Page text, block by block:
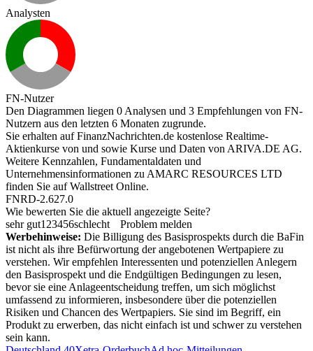
Analysten
FN-Nutzer
Den Diagrammen liegen 0 Analysen und 3 Empfehlungen von FN-
Nutzern aus den letzten 6 Monaten zugrunde.
Sie erhalten auf FinanzNachrichten.de kostenlose Realtime-
Aktienkurse von und sowie Kurse und Daten von ARIVA.DE AG.
Weitere Kennzahlen, Fundamentaldaten und
Unternehmensinformationen zu AMARC RESOURCES LTD
finden Sie aufWallstreet Online.
FNRD-2.627.0
Wie bewerten Sie die aktuell angezeigte Seite?
sehr gut1 23456schlecht
Problem melden
Werbehinweise: Die Billigung des Basisprospekts durch die BaFin
ist nicht als ihre Befürwortung der angebotenen Wertpapiere zu
verstehen. Wir empfehlen Interessenten und potenziellen Anlegern
den Basisprospekt und die Endgültigen Bedingungen zu lesen,
bevor sie eine Anlageentscheidung treffen, um sich möglichst
umfassend zu informieren, insbesondere über die potenziellen
Risiken und Chancen des Wertpapiers. Sie sind im Begriff, ein
Produkt zu erwerben, das nicht einfach ist und schwer zu verstehen
sein kann.